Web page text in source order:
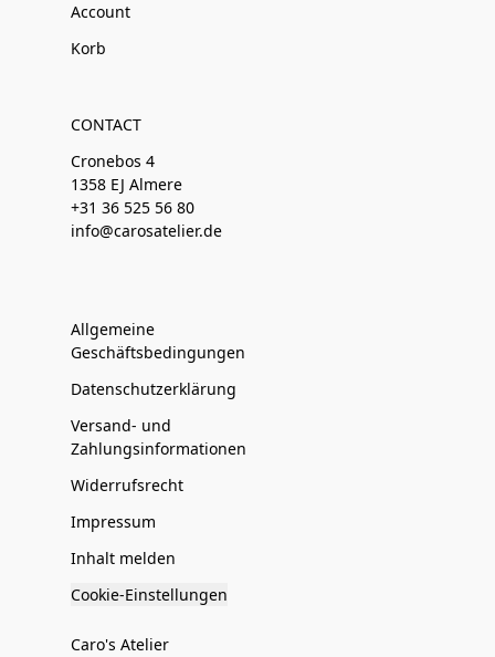
Account
Korb
CONTACT
Cronebos 4
1358 EJ Almere
+31 36 525 56 80
info@carosatelier.de
Allgemeine
Geschäftsbedingungen
Datenschutzerklärung
Versand- und
Zahlungsinformationen
Widerrufsrecht
Impressum
Inhalt melden
Cookie-Einstellungen
Caro's Atelier